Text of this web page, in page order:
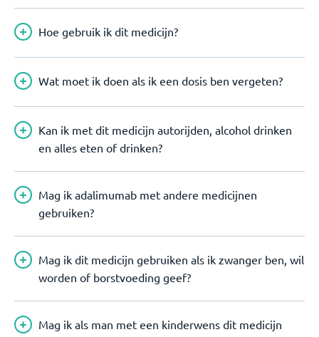
Hoe gebruik ik dit medicijn?
Wat moet ik doen als ik een dosis ben vergeten?
Kan ik met dit medicijn autorijden, alcohol drinken
en alles eten of drinken?
Mag ik adalimumab met andere medicijnen
gebruiken?
Mag ik dit medicijn gebruiken als ik zwanger ben, wil
worden of borstvoeding geef?
Mag ik als man met een kinderwens dit medicijn